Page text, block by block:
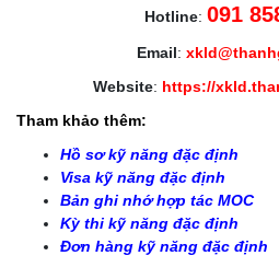
Hotline: 091
Email:
Website: https://
Tham khảo thêm:
Hồ sơ kỹ năng đặc định
Visa kỹ năng đặc định
Bản ghi nhớ hợp tác MOC
Kỳ thi kỹ năng đặc định
Đơn hàng kỹ năng đặc định